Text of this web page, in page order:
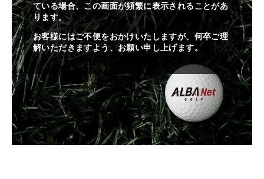
ている場合、この画面が頻繁に表示されることがあ
ります。
お客様にはご不便をおかけいたしますが、何卒ご理
解いただきますよう、お願い申し上げます。